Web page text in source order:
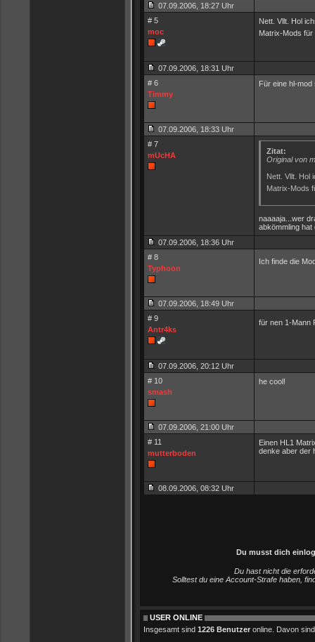
07.09.2006, 18:27 Uhr
# 5
moc
Nett. Vllt. Hol
Matrix-Mods
07.09.2006, 18:31 Uhr
# 6
Timmy
Für eine hl-
07.09.2006, 18:33 Uhr
# 7
mUcHA
Zitat:
Original von
Nett. Vllt. Hol
Matrix-Mods
naaaaja...wer
abkömmling
07.09.2006, 18:36 Uhr
# 8
Typhoon
Ich finde die
07.09.2006, 18:49 Uhr
# 9
Antr4ks
für nen 1-Mann
07.09.2006, 20:12 Uhr
# 10
smash
he cool!
07.09.2006, 21:00 Uhr
# 11
mutterboden
Einen HL1
denke aber der
08.09.2006, 08:32 Uhr
Du musst dich
Du hast nicht die
Solltest du eine Account-Strafe haben,
USER ONLINE
Insgesamt sind 1226 Benutzer online. Davon